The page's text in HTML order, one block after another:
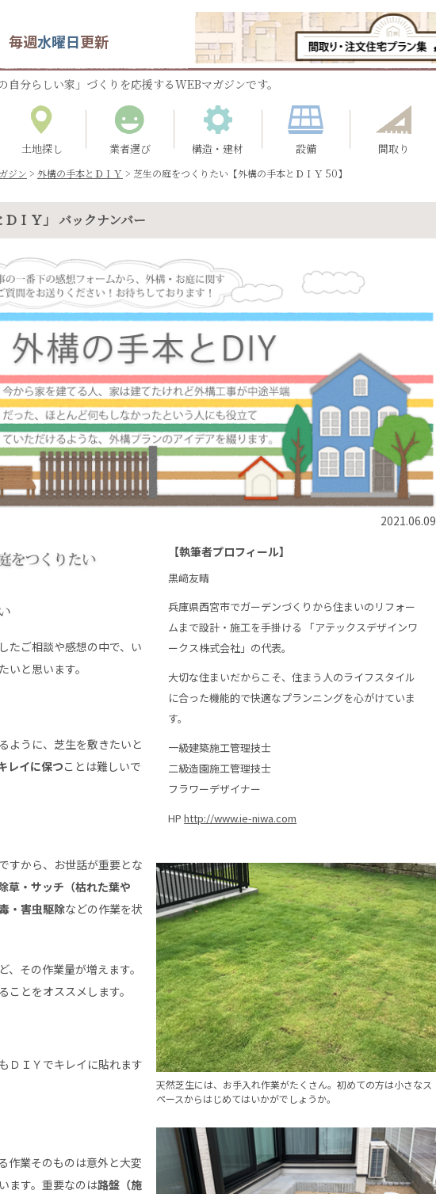
毎週水曜日更新
自分らしい家」づくりを応援するWEBマガジンです。
土地探し 業者選び 構造・建材 設備 間取り
ジン > 外構の手本とＤＩＹ > 芝生の庭をつくりたい【外構の手本とＤＩＹ 50】
ＤＩＹ」 バックナンバー
2021.06.09
【執筆者プロフィール】
黒﨑友晴
兵庫県西宮市でガーデンづくりから住まいのリフォー
ムまで設計・施工を手掛ける 「アテックスデザインワ
ークス株式会社」の代表。
大切な住まいだからこそ、住まう人のライフスタイル
に合った機能的で快適なプランニングを心がけていま
す。
一級建築施工管理技士
二級造園施工管理技士
フラワーデザイナー
HPhttp://www.ie-niwa.com
たご相談や感想の中で、い
いと思います。
ように、芝生を敷きたいと
レイに保つことは難しいで
すから、お世話が重要とな
草・サッチ（枯れた葉や
・害虫駆除などの作業を状
その作業量が増えます。
ことをオススメします。
天然芝生には、お手入れ作業がたくさん。初めての方は小さなス
ペースからはじめてはいかがでしょうか。
ＤＩＹでキレイに貼れます
作業そのものは意外と大変
ます。重要なのは路盤（施